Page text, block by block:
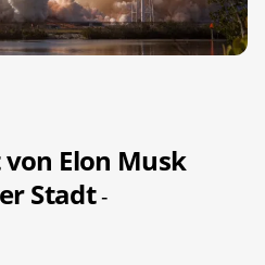
Elon Musk
Stadt-